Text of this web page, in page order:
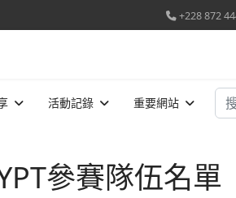
+228 872
活動記錄 重要網站 搜
參賽隊伍名單